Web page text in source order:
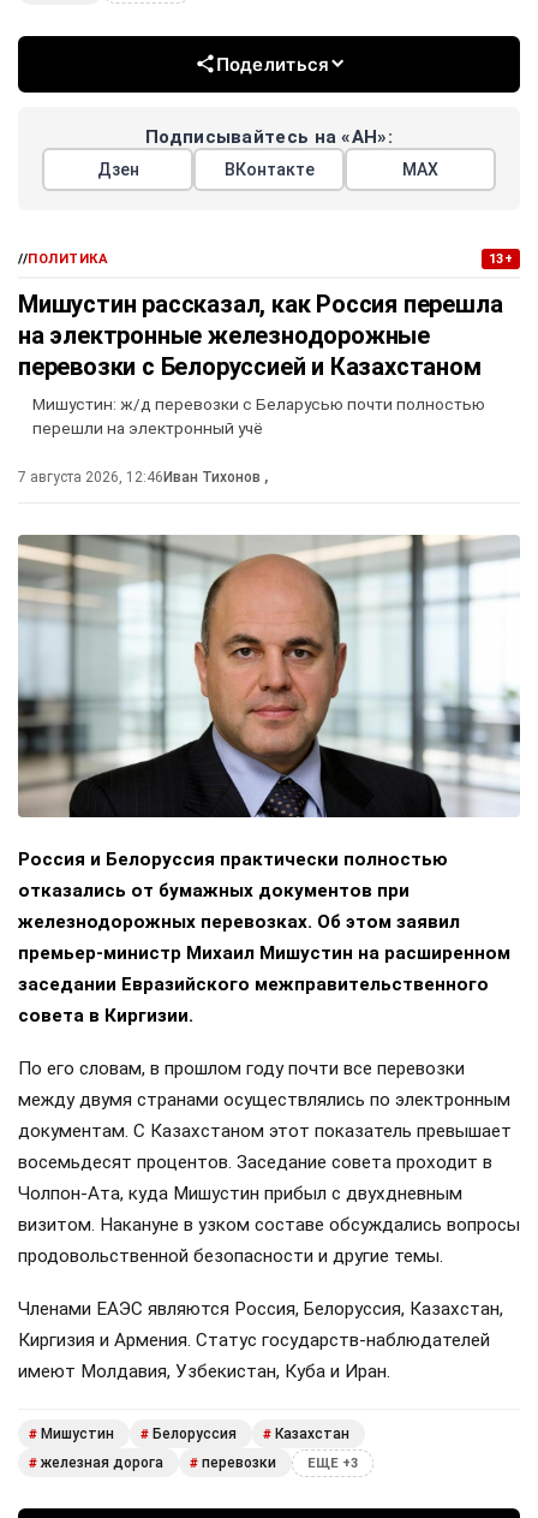
Поделиться
Подписывайтесь на «АН»:
Дзен ВКонтакте МАХ
//ПОЛИТИКА 13+
Мишустин рассказал, как Россия перешла
на электронные железнодорожные
перевозки с Белоруссией и Казахстаном
Мишустин: ж/д перевозки с Беларусью почти полностью
перешли на электронный учё
7 августа 2026, 12:46Иван Тихонов ,
Россия и Белоруссия практически полностью
отказались от бумажных документов при
железнодорожных перевозках. Об этом заявил
премьер-министр Михаил Мишустин на расширенном
заседании Евразийского межправительственного
совета в Киргизии.
По его словам, в прошлом году почти все перевозки
между двумя странами осуществлялись по электронным
документам. С Казахстаном этот показатель превышает
восемьдесят процентов. Заседание совета проходит в
Чолпон-Ата, куда Мишустин прибыл с двухдневным
визитом. Накануне в узком составе обсуждались вопросы
продовольственной безопасности и другие темы.
Членами ЕАЭС являются Россия, Белоруссия, Казахстан,
Киргизия и Армения. Статус государств-наблюдателей
имеют Молдавия, Узбекистан, Куба и Иран.
# Мишустин # Белоруссия # Казахстан
# железная дорога # перевозки ЕЩЕ +3